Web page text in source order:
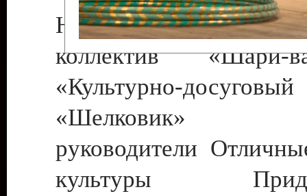
Народный цирковой
коллектив
«Культурно-
«Шелковик»
руководители
культуры